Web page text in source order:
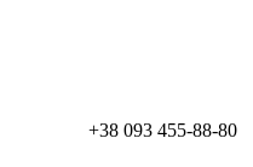
+38 093 455-88-80